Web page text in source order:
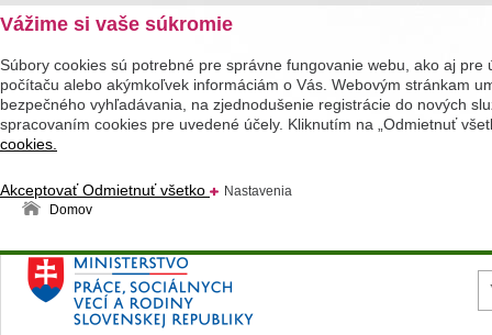
Vážime si vaše súkromie
Súbory cookies sú potrebné pre správne fungovanie webu, ako aj
počítaču alebo akýmkoľvek informáciám o Vás. Webovým stránkam
bezpečného vyhľadávania, na zjednodušenie registrácie do nových
spracovaním cookies pre uvedené účely. Kliknutím na „Odmietnuť
cookies.
AkceptovaťOdmietnuť všetko
Nastavenia
Domov
Ministerstvo práce, sociálnych vecí a rodiny
Slovenskej republiky